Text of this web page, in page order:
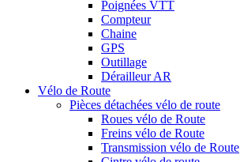
Poignées VTT
Compteur
Chaine
GPS
Outillage
Dérailleur AR
Vélo de Route
Pièces détachées vélo de route
Roues vélo de Route
Freins vélo de Route
Transmission vélo de Route